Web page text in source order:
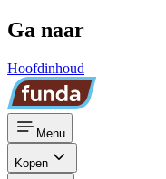
Ga naar
Hoofdinhoud
Menu
Kopen